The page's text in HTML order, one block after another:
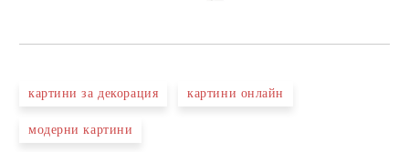
картини за декорация картини онлайн
модерни картини